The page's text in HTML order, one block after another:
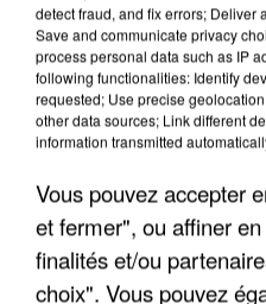
concernées.
detect fraud, and fix errors; Deliver
Save and communicate privacy
process personal data such as IP
following functionalities: Identify
requested; Use precise
other data sources; Link different
information transmitted
Vous pouvez accepter
et fermer", ou affiner
finalités et/ou
choix". Vous pouvez